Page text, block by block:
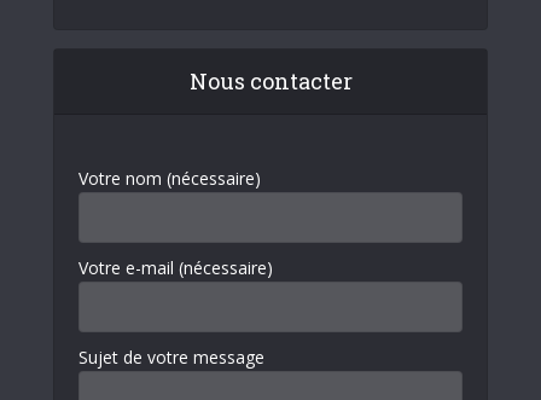
Nous contacter
Votre nom (nécessaire)
Votre e-mail (nécessaire)
Sujet de votre message